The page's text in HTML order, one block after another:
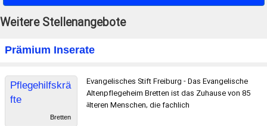
Weitere Stellenangebote
Prämium Inserate
Pflegehilfskrä
fte
Bretten
Evangelisches Stift Freiburg - Das Evangelische
Altenpflegeheim Bretten ist das Zuhause von 85
älteren Menschen, die fachlich